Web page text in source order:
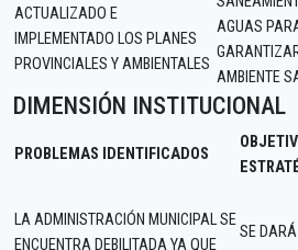
ACTUALIZADO E
IMPLEMENTADO LOS PLANES
PROVINCIALES Y AMBIENTALES
AGUAS
AMBIENTE
DIMENSIÓN INSTITUCIONAL
PROBLEMAS IDENTIFICADOS
LA ADMINISTRACIÓN MUNICIPAL SE
ENCUENTRA DEBILITADA YA QUE
SE DARÁ